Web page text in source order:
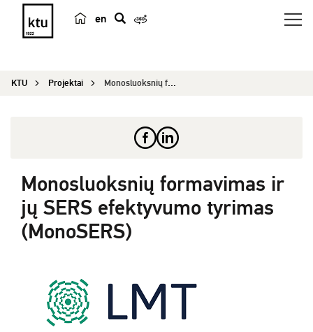
en
e
KTU Projektai Monosluoksnių formavimas ir jų SERS efektyvumo t...
Monosluoksnių formavimas ir
jų SERS efektyvumo tyrimas
(MonoSERS)